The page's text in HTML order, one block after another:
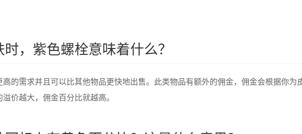
，紫色螺栓意味着什么？
的需求并且可以比其他物品更快地出售。此类物品有额外的佣金，佣金会根据你为
价越大，佣金百分比就越高。